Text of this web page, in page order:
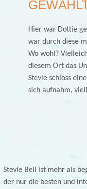
Hier war Dottie
war durch diese
Wo wohl?
diesem Ort das
Stevie schloss
sich aufnahm,
Stevie Bell ist mehr als
der nur die besten und